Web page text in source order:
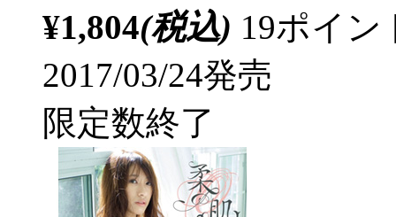
¥1,804(税込) 19ポイ
2017/03/24発売
限定数終了